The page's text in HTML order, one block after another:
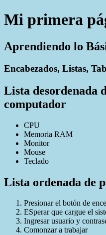
Mi primera
Aprendiendo lo
Encabezados, Listas,
Lista desordenada
computador
CPU
Memoria RAM
Monitor
Mouse
Teclado
Lista ordenada de
Presionar el botón de
ESperar que cargue el
Ingresar usuario y
Comonzar a trabajar